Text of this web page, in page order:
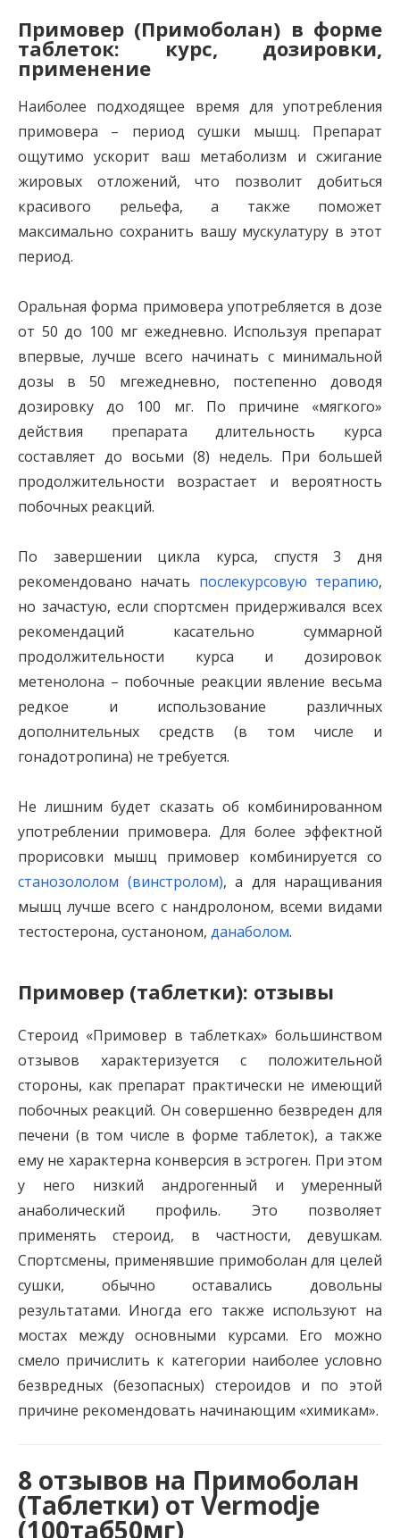
Примовер (Примоболан) в форме
таблеток: курс, дозировки,
применение
Наиболее подходящее время для употребления
примовера – период сушки мышц. Препарат
ощутимо ускорит ваш метаболизм и сжигание
жировых отложений, что позволит добиться
красивого рельефа, а также поможет
максимально сохранить вашу мускулатуру в этот
период.
Оральная форма примовера употребляется в дозе
от 50 до 100 мг ежедневно. Используя препарат
впервые, лучше всего начинать с минимальной
дозы в 50 мгежедневно, постепенно доводя
дозировку до 100 мг. По причине «мягкого»
действия препарата длительность курса
составляет до восьми (8) недель. При большей
продолжительности возрастает и вероятность
побочных реакций.
По завершении цикла курса, спустя 3 дня
рекомендовано начать послекурсовую терапию,
но зачастую, если спортсмен придерживался всех
рекомендаций касательно суммарной
продолжительности курса и дозировок
метенолона – побочные реакции явление весьма
редкое и использование различных
дополнительных средств (в том числе и
гонадотропина) не требуется.
Не лишним будет сказать об комбинированном
употреблении примовера. Для более эффектной
прорисовки мышц примовер комбинируется со
станозололом (винстролом), а для наращивания
мышц лучше всего с нандролоном, всеми видами
тестостерона, сустаноном, данаболом.
Примовер (таблетки): отзывы
Стероид «Примовер в таблетках» большинством
отзывов характеризуется с положительной
стороны, как препарат практически не имеющий
побочных реакций. Он совершенно безвреден для
печени (в том числе в форме таблеток), а также
ему не характерна конверсия в эстроген. При этом
у него низкий андрогенный и умеренный
анаболический профиль. Это позволяет
применять стероид, в частности, девушкам.
Спортсмены, применявшие примоболан для целей
сушки, обычно оставались довольны
результатами. Иногда его также используют на
мостах между основными курсами. Его можно
смело причислить к категории наиболее условно
безвредных (безопасных) стероидов и по этой
причине рекомендовать начинающим «химикам».
8 отзывов на Примоболан
(Таблетки) от Vermodje
(100таб50мг)